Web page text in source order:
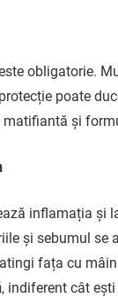
obligatorie.
poate
matifiantă și
inflamația și
și sebumul se
fața cu
, indiferent cât